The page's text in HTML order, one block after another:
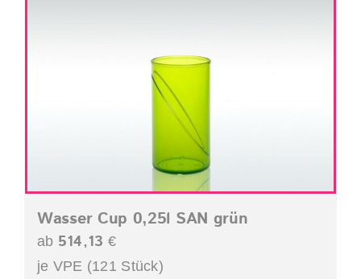
Wasser Cup 0,25l SAN grün
ab 514,13 €
je VPE (121 Stück)